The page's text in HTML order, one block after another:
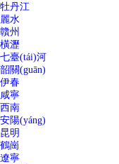
牡丹江
麗水
贛州
橫瀝
七臺(tái)河
韶關(guān)
伊春
咸寧
西南
安陽(yáng)
昆明
鶴崗
遼寧